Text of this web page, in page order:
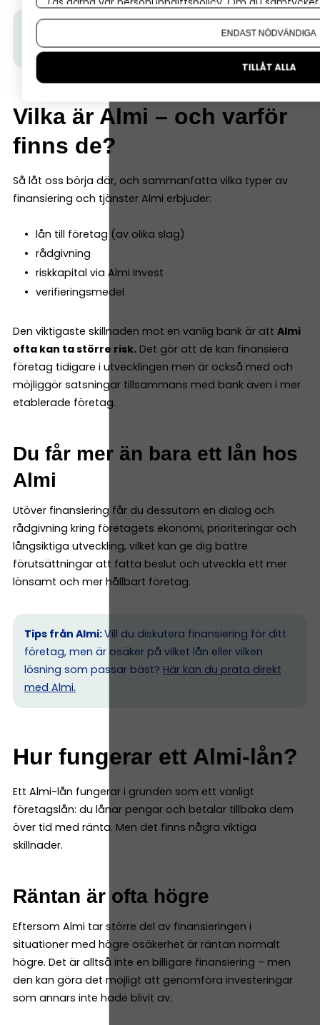
Tips från Almi:
Så här kan Almi finansiera ditt
företag– läs om olika typer av lån
Vilka är Almi – och varför
finns de?
Så låt oss börja där, och sammanfatta vilka typer av
finansiering och tjänster Almi erbjuder:
lån till företag (av olika slag)
rådgivning
riskkapital via Almi Invest
verifieringsmedel
Den viktigaste skillnaden mot en vanlig bank är att Almi
ofta kan ta större risk. Det gör att de kan finansiera
företag tidigare i utvecklingen men är också med och
möjliggör satsningar tillsammans med bank även i mer
etablerade företag.
Du får mer än bara ett lån hos
Almi
Utöver finansiering får du dessutom en dialog och
rådgivning kring företagets ekonomi, prioriteringar och
långsiktiga utveckling, vilket kan ge dig bättre
förutsättningar att fatta beslut och utveckla ett mer
lönsamt och mer hållbart företag.
Tips från Almi:Vill du diskutera finansiering för ditt
företag, men är osäker på vilket lån eller vilken
lösning som passar bäst? Här kan du prata direkt
med Almi.
Hur fungerar ett Almi-lån?
Ett Almi-lån fungerar i grunden som ett vanligt
företagslån: du lånar pengar och betalar tillbaka dem
över tid med ränta. Men det finns några viktiga
skillnader.
Räntan är ofta högre
Eftersom Almi tar större del av finansieringen i
situationer med högre osäkerhet är räntan normalt
högre. Det är alltså inte en billigare finansiering – men
den kan göra det möjligt att genomföra investeringar
som annars inte hade blivit av.
Om du vill ändra ditt val i efterhand hittar du den
ENDAST NÖDVÄNDIGA
TILLÅT ALLA